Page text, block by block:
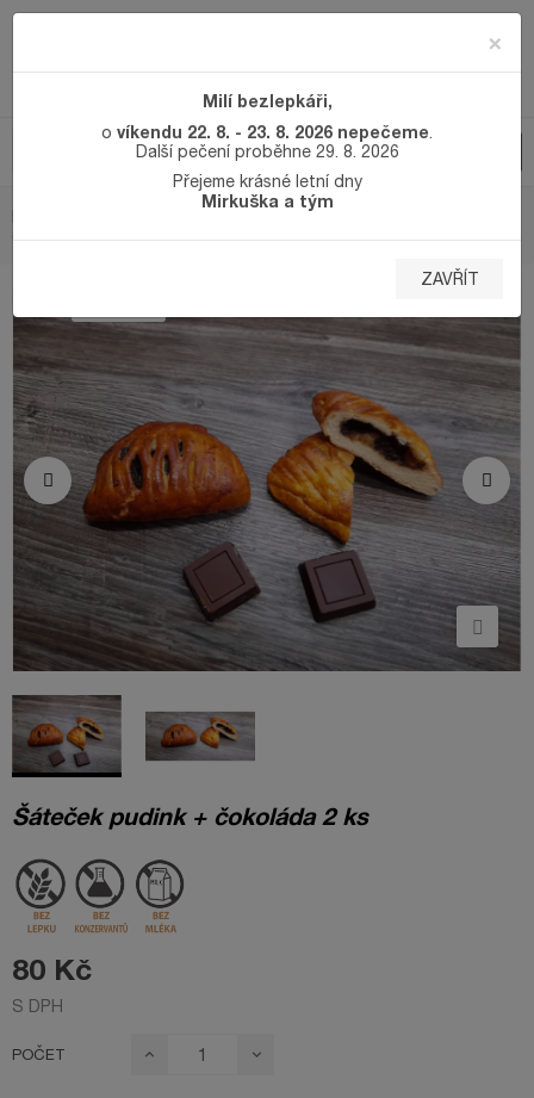
×
Milí bezlepkáři,
o víkendu 22. 8. - 23. 8. 2026 nepečeme
Další pečení proběhne 29. 8. 2026
Přejeme krásné letní dny
Mirkuška a tým
ZAVŘÍT
SLADKÉ BEZLEPKOVÉ PEČIVO
ČOKOLÁDA 2 KS
Šáteček pudink + čokoláda 2 ks
80 Kč
S DPH
POČET